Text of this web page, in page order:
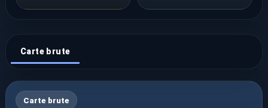
Carte brute
Carte brute